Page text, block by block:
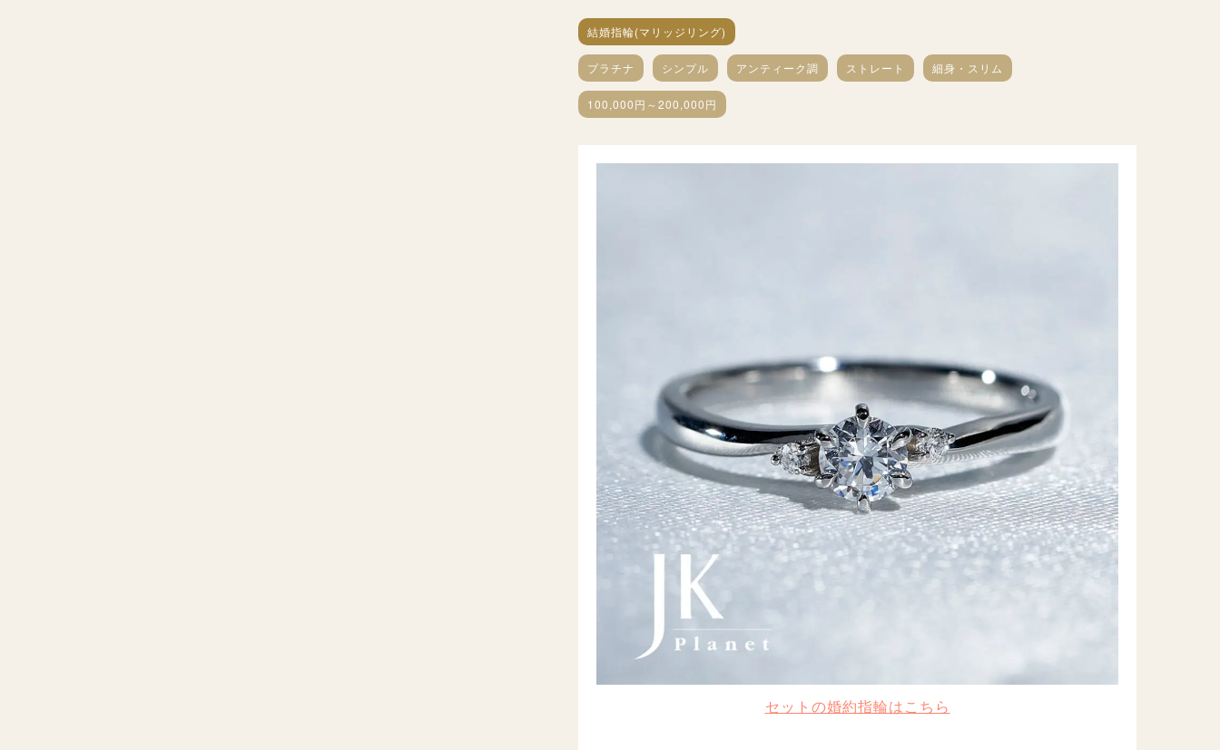
結婚指輪(マリッジリング)
プラチナ シンプル アンティーク調 ストレート 細身・スリム
100,000円～200,000円
セットの婚約指輪はこちら